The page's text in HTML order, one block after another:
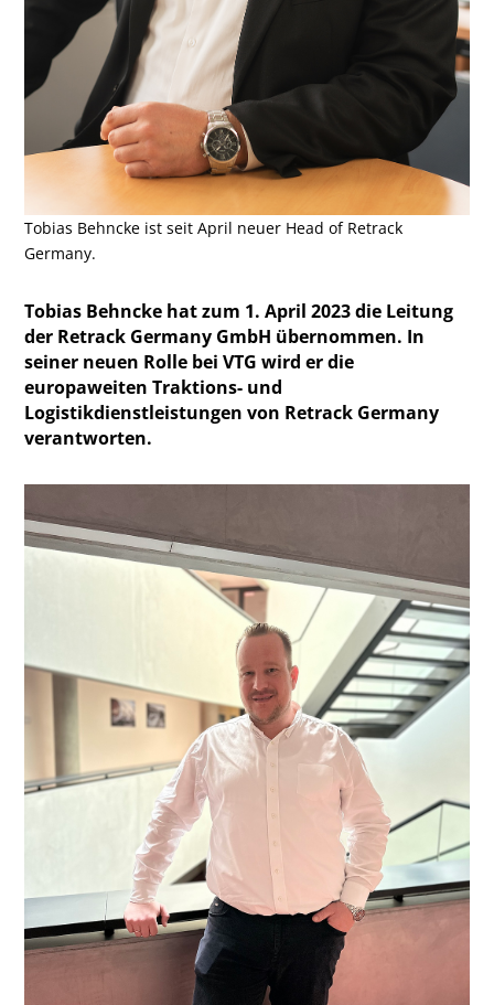
Tobias Behncke ist seit April neuer Head of Retrack
Germany.
Tobias Behncke hat zum 1. April 2023 die Leitung
der Retrack Germany GmbH übernommen. In
seiner neuen Rolle bei VTG wird er die
europaweiten Traktions- und
Logistikdienstleistungen von Retrack Germany
verantworten.